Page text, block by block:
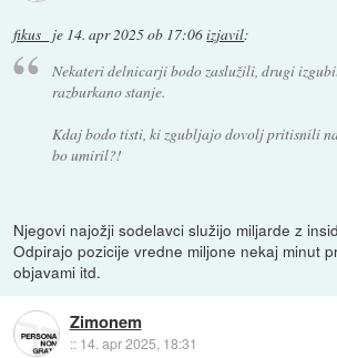
fikus_ je 14. apr 2025 ob 17:06izjavil:
Nekateri delnicarji bodo zaslužili, drugi
razburkano stanje.
Kdaj bodo tisti, ki zgubljajo dovolj pritisnili
bo umiril?!
Njegovi najožji sodelavci služijo miljarde z
Odpirajo pozicije vredne miljone nekaj minut
objavami itd.
Zimonem
:: 14. apr 2025, 18:31